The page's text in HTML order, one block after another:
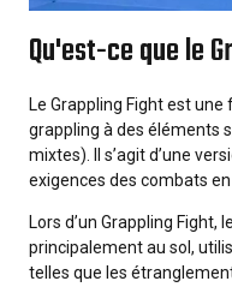
Qu'est-ce que le
Le Grappling Fight est
grappling à des éléments
mixtes). Il s’agit d’une
exigences des combats en
Lors d’un Grappling
principalement au sol,
telles que les